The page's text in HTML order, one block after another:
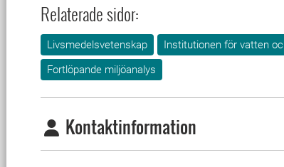
Relaterade sidor:
Livsmedelsvetenskap Institutionen för vatten
Fortlöpande miljöanalys
Kontaktinformation